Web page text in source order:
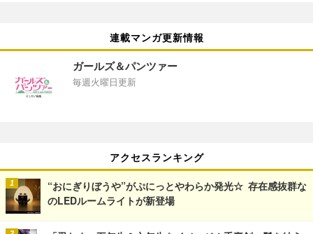
連載マンガ更新情報
ガールズ＆パンツァー
毎週火曜日更新
アクセスランキング
“おにぎりぼうや”がぷにっとやわらか発光☆ 存在感抜群な
のLEDルームライトが新登場